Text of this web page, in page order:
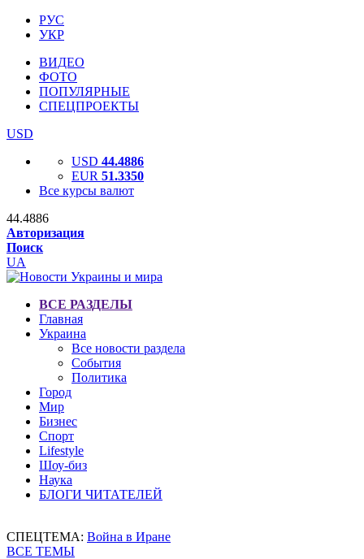
РУС
УКР
ВИДЕО
ФОТО
ПОПУЛЯРНЫЕ
СПЕЦПРОЕКТЫ
USD
USD 44.4886
EUR 51.3350
Все курсы валют
44.4886
Авторизация
Поиск
UA
ВСЕ РАЗДЕЛЫ
Главная
Украина
Все новости раздела
События
Политика
Город
Мир
Бизнес
Спорт
Lifestyle
Шоу-биз
Наука
БЛОГИ ЧИТАТЕЛЕЙ
СПЕЦТЕМА: Война в Иране
ВСЕ ТЕМЫ